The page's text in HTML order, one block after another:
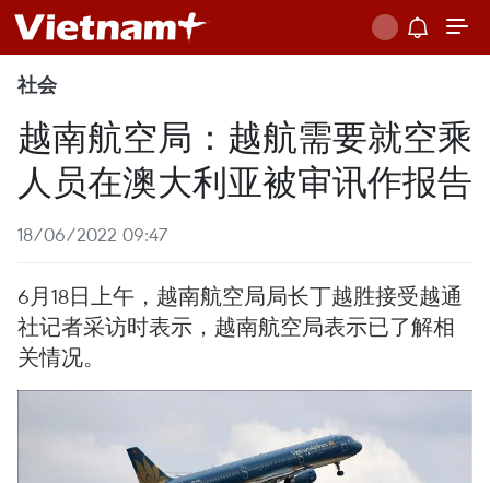
社会
越南航空局：越航需要就空乘
人员在澳大利亚被审讯作报告
18/06/2022 09:47
6月18日上午，越南航空局局长丁越胜接受越通
社记者采访时表示，越南航空局表示已了解相
关情况。